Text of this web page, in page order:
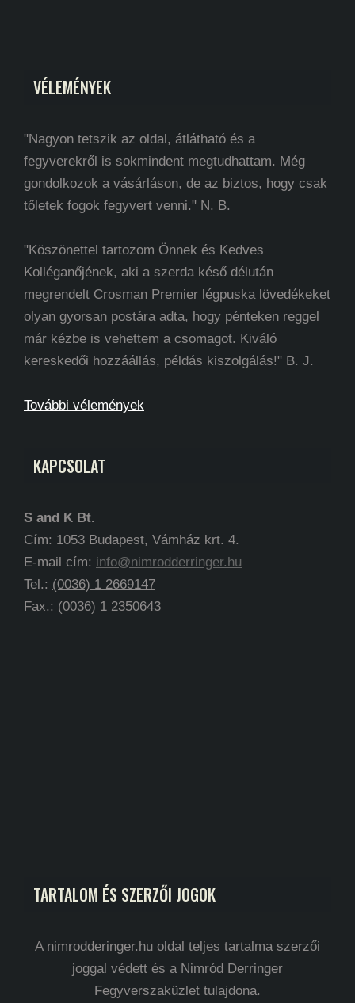
VÉLEMÉNYEK
"Nagyon tetszik az oldal, átlátható és a
fegyverekről is sokmindent megtudhattam. Még
gondolkozok a vásárláson, de az biztos, hogy csak
tőletek fogok fegyvert venni." N. B.
"Köszönettel tartozom Önnek és Kedves
Kolléganőjének, aki a szerda késő délután
megrendelt Crosman Premier légpuska lövedékeket
olyan gyorsan postára adta, hogy pénteken reggel
már kézbe is vehettem a csomagot. Kiváló
kereskedői hozzáállás, példás kiszolgálás!" B. J.
További vélemények
KAPCSOLAT
S and K Bt.
Cím: 1053 Budapest, Vámház krt. 4.
E-mail cím: info@nimrodderringer.hu
Tel.: (0036) 1 2669147
Fax.: (0036) 1 2350643
TARTALOM ÉS SZERZŐI JOGOK
A nimrodderinger.hu oldal teljes tartalma szerzői
joggal védett és a Nimród Derringer
Fegyverszaküzlet tulajdona.